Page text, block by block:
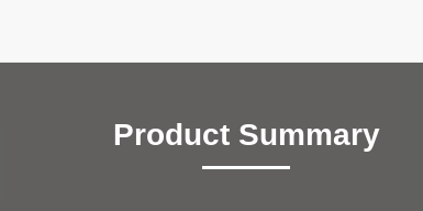
Product Summary